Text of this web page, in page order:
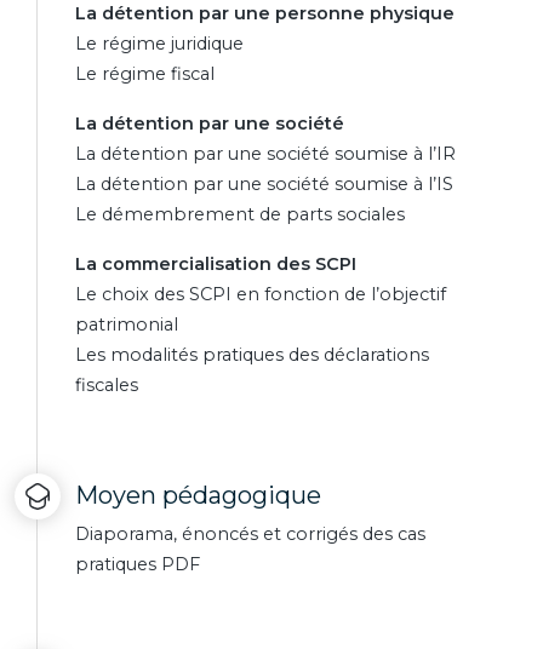
La détention par une personne physique
Le régime juridique
Le régime fiscal
La détention par une société
La détention par une société soumise à l’IR
La détention par une société soumise à l’IS
Le démembrement de parts sociales
La commercialisation des SCPI
Le choix des SCPI en fonction de l’objectif
patrimonial
Les modalités pratiques des déclarations
fiscales
Moyen pédagogique
Diaporama, énoncés et corrigés des cas
pratiques PDF